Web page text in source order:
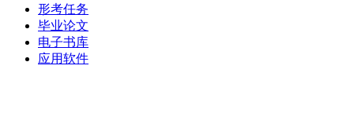
形考任务
毕业论文
电子书库
应用软件